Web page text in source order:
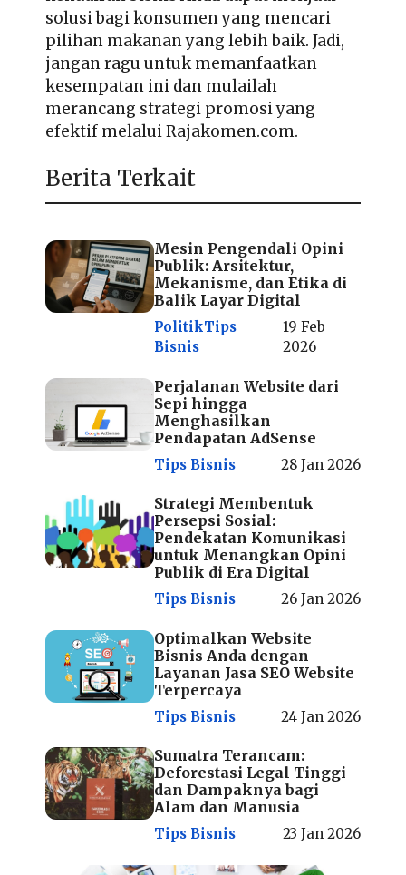
solusi bagi konsumen yang mencari
pilihan makanan yang lebih baik. Jadi,
jangan ragu untuk memanfaatkan
kesempatan ini dan mulailah
merancang strategi promosi yang
efektif melalui Rajakomen.com.
Berita Terkait
Mesin Pengendali Opini
Publik: Arsitektur,
Mekanisme, dan Etika di
Balik Layar Digital
PolitikTips
Bisnis
19 Feb
2026
Perjalanan Website dari
Sepi hingga
Menghasilkan
Pendapatan AdSense
Tips Bisnis 28 Jan 2026
Strategi Membentuk
Persepsi Sosial:
Pendekatan Komunikasi
untuk Menangkan Opini
Publik di Era Digital
Tips Bisnis 26 Jan 2026
Optimalkan Website
Bisnis Anda dengan
Layanan Jasa SEO Website
Terpercaya
Tips Bisnis 24 Jan 2026
Sumatra Terancam:
Deforestasi Legal Tinggi
dan Dampaknya bagi
Alam dan Manusia
Tips Bisnis 23 Jan 2026